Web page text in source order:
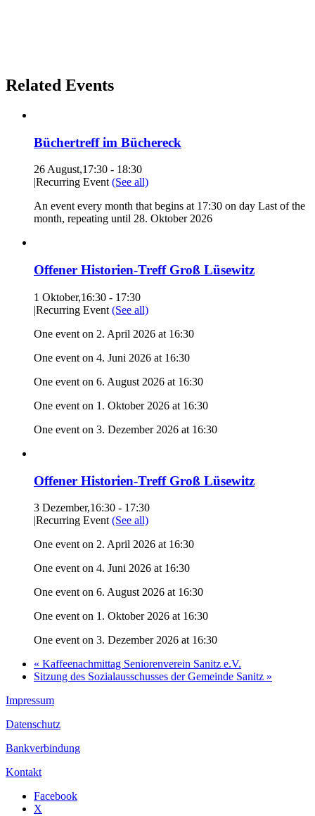
Related Events
Büchertreff im Büchereck
26 August,17:30 - 18:30
Recurring Event(See all)
An event every month that begins at 17:30 on day Last of the
month, repeating until 28. Oktober 2026
Offener Historien-Treff Groß Lüsewitz
1 Oktober,16:30 - 17:30
|Recurring Event (See all)
One event on 2. April 2026 at 16:30
One event on 4. Juni 2026 at 16:30
One event on 6. August 2026 at 16:30
One event on 1. Oktober 2026 at 16:30
One event on 3. Dezember 2026 at 16:30
Offener Historien-Treff Groß Lüsewitz
3 Dezember,16:30 - 17:30
|Recurring Event (See all)
One event on 2. April 2026 at 16:30
One event on 4. Juni 2026 at 16:30
One event on 6. August 2026 at 16:30
One event on 1. Oktober 2026 at 16:30
One event on 3. Dezember 2026 at 16:30
« Kaffeenachmittag Seniorenverein Sanitz e.V.
Sitzung des Sozialausschusses der Gemeinde Sanitz »
Impressum
Datenschutz
Bankverbindung
Kontakt
Facebook
X